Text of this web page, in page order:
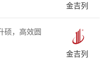
金吉列
硕，高效圆
金吉列